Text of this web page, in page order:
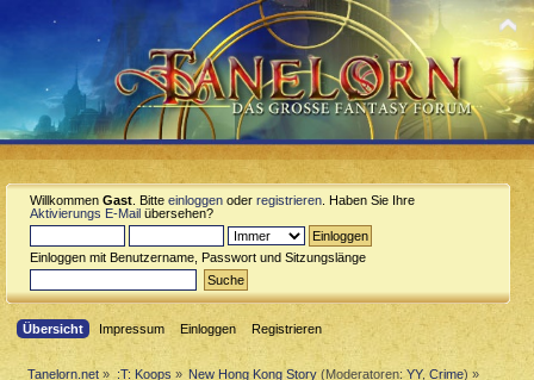
Willkommen Gast . Bitte einloggen oder registrieren . Haben Sie Ihre
Aktivierungs E-Mail übersehen?
Einloggen mit Benutzername, Passwort und Sitzungslänge
Übersicht Impressum Einloggen Registrieren
Tanelorn.net » :T: Koops » New Hong Kong Story (Moderatoren:YY,Crime) »